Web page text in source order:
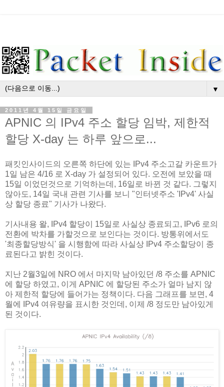
▼
2011년 4월 15일 금요일
APNIC 의 IPv4 주소 할당 임박, 제한적
할당 X-day 는 하루 앞으로...
패킷인사이드의 오른쪽 하단에 있는 IPv4 주소고갈 카운트가
1일 남은 4/16 로 X-day 가 설정되어 있다. 오전에 보았을 때
15일 이었던것으로 기억하는데, 16일로 바뀐 것 같다. 그렇지
않아도, 14일 국내 관련 기사를 보니 "인터넷주소 'IPv4' 사실
상 할당 종료" 기사가 나왔다.
기사내용 왈, IPv4 할당이 15일로 사실상 종료되고, IPv6 로의
전환에 박차를 가할것으로 보인다는 것이다. 방통위에서도
'최종할당방식' 을 시행함에 따라 사실상 IPv4 주소할당이 종
료된다고 밝힌 것이다.
지난 2월3일에 NRO 에서 마지막 남아있던 /8 주소를 APNIC
에 할당 하였고, 이게 APNIC 에 할당된 주소가 얼마 남지 않
아 제한적 할당에 들어가는 정책이다. 다음 그래프를 보면, 4
월에 IPv4 여유량을 표시한 것인데, 이제 /8 정도만 남아있게
된 것이다.